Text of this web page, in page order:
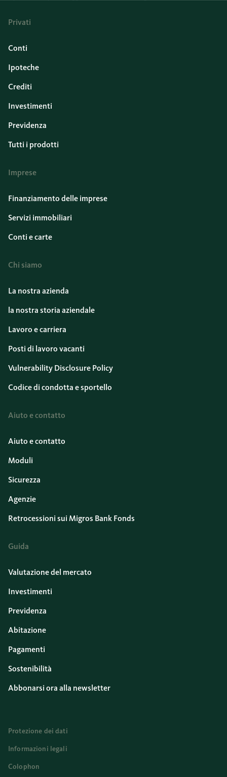
Privati
Conti
Ipoteche
Crediti
Investimenti
Previdenza
Tutti i prodotti
Imprese
Finanziamento delle imprese
Servizi immobiliari
Conti e carte
Chi siamo
La nostra azienda
la nostra storia aziendale
Lavoro e carriera
Posti di lavoro vacanti
Vulnerability Disclosure Policy
Codice di condotta e sportello
Aiuto e contatto
Aiuto e contatto
Moduli
Sicurezza
Agenzie
Retrocessioni sui Migros Bank Fonds
Guida
Valutazione del mercato
Investimenti
Previdenza
Abitazione
Pagamenti
Sostenibilità
Abbonarsi ora alla newsletter
Protezione dei dati
Informazioni legali
Colophon